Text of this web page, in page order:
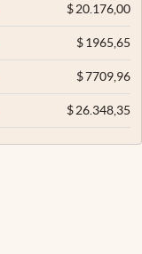
$20.176,00
$1965,65
$7709,96
$26.348,35